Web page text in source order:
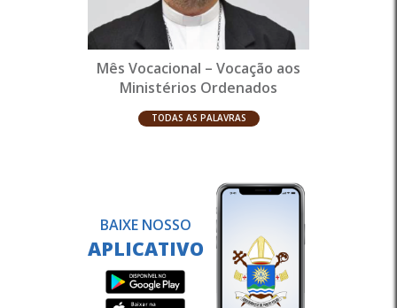
Mês Vocacional – Vocação aos
Ministérios Ordenados
TODAS AS PALAVRAS
BAIXE NOSSO
APLICATIVO